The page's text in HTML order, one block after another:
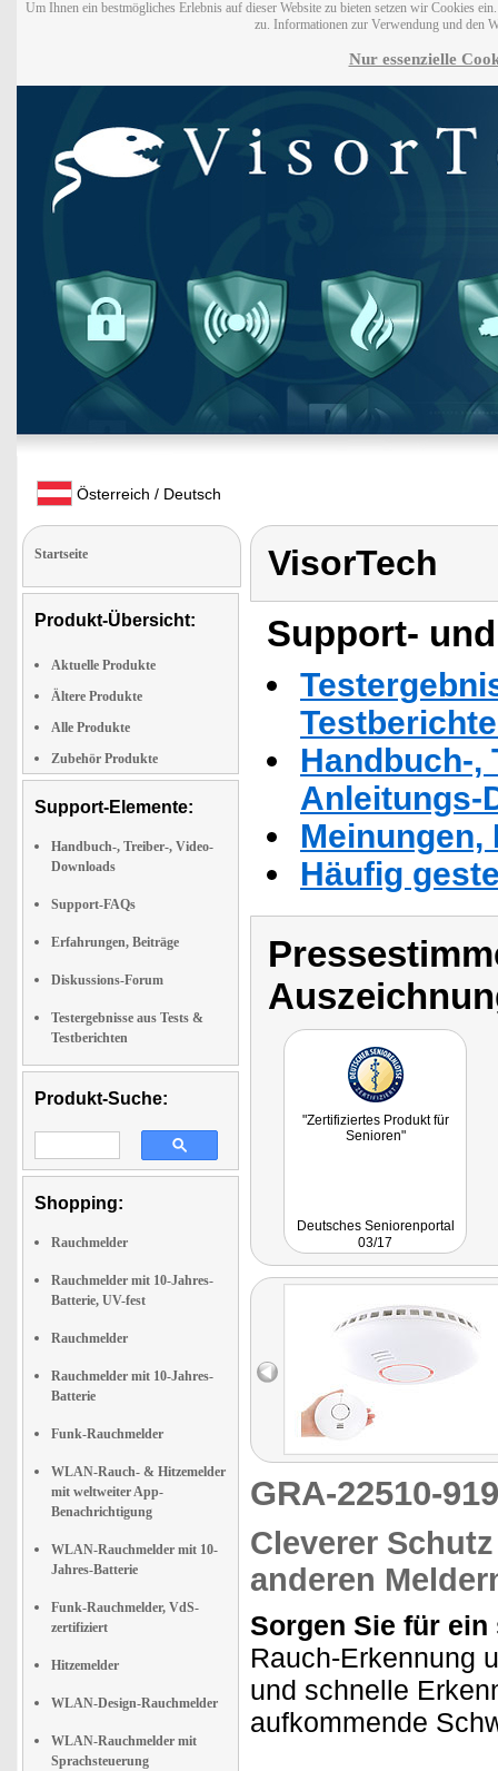
Um Ihnen ein bestmögliches Erlebnis auf dieser Website zu bieten setzen wir Cookies
zu. Informationen zur Verwendung und den
Nur essenzielle
Österreich / Deutsch
Startseite
Produkt-Übersicht:
Aktuelle Produkte
Ältere Produkte
Alle Produkte
Zubehör Produkte
Support-Elemente:
Handbuch-, Treiber-, Video-
Downloads
Support-FAQs
Erfahrungen, Beiträge
Diskussions-Forum
Testergebnisse aus Tests &
Testberichten
Produkt-Suche:
Shopping:
Rauchmelder
Rauchmelder mit 10-Jahres-
Batterie, UV-fest
Rauchmelder
Rauchmelder mit 10-Jahres-
Batterie
Funk-Rauchmelder
WLAN-Rauch- & Hitzemelder
mit weltweiter App-
Benachrichtigung
WLAN-Rauchmelder mit 10-
Jahres-Batterie
Funk-Rauchmelder, VdS-
zertifiziert
Hitzemelder
WLAN-Design-Rauchmelder
WLAN-Rauchmelder mit
Sprachsteuerung
VisorTech
Support-
Handbuch-,
Anleitungs-
Häufig
"Zertifiziertes Produkt für
Senioren"
Deutsches Seniorenportal
03/17
GRA-22510-
Cleverer
anderen
Sorgen Sie für
Rauch-Erkennung
und schnelle
aufkommende